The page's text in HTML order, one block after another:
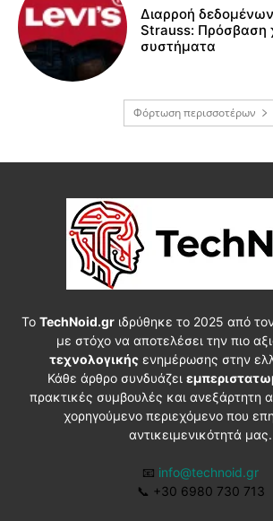
Διαρροή
Strauss: Πρόσβαση
συστήματα
Φόρτωση περισσοτέρων
Το TechNoid.grιδρύθηκε το 2025 από
με στόχο να αποτελέσει την πιο
τεχνολογικήςενημέρωσης στην
Κάθε άρθρο συνδυάζει
πρακτικές συμβουλές και ανεξάρτητη
χορηγούμενο περιεχόμενο που
αντικειμενικότητά μας.
📧 info@technoid.gr
📞 +30 6980 730 713